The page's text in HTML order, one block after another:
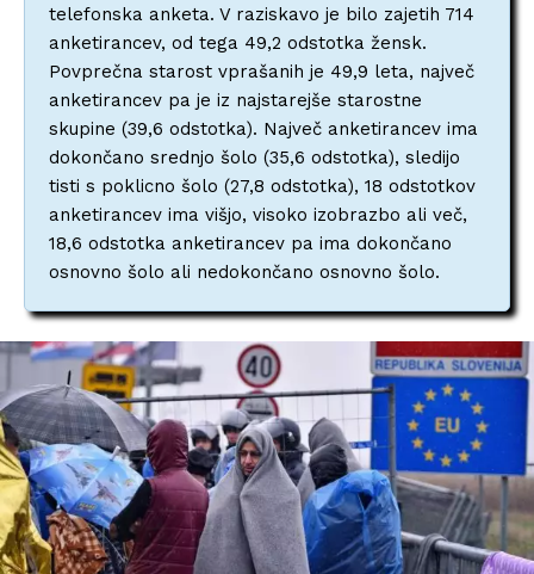
telefonska anketa. V raziskavo je bilo zajetih 714
anketirancev, od tega 49,2 odstotka žensk.
Povprečna starost vprašanih je 49,9 leta, največ
anketirancev pa je iz najstarejše starostne
skupine (39,6 odstotka). Največ anketirancev ima
dokončano srednjo šolo (35,6 odstotka), sledijo
tisti s poklicno šolo (27,8 odstotka), 18 odstotkov
anketirancev ima višjo, visoko izobrazbo ali več,
18,6 odstotka anketirancev pa ima dokončano
osnovno šolo ali nedokončano osnovno šolo.